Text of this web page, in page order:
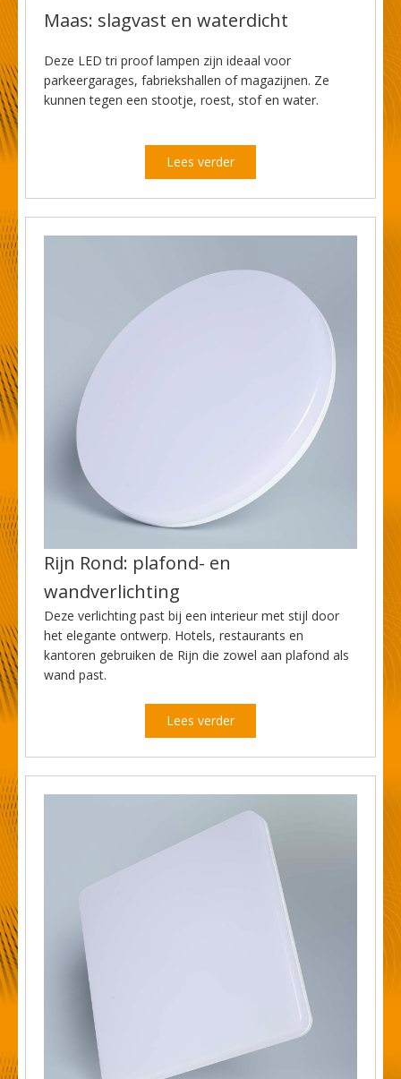
Maas: slagvast en waterdicht
Deze LED tri proof lampen zijn ideaal voor
parkeergarages, fabriekshallen of magazijnen. Ze
kunnen tegen een stootje, roest, stof en water.
Lees verder
Rijn Rond: plafond- en
wandverlichting
Deze verlichting past bij een interieur met stijl door
het elegante ontwerp. Hotels, restaurants en
kantoren gebruiken de Rijn die zowel aan plafond als
wand past.
Lees verder